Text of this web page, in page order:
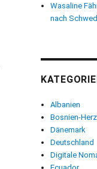
Wasaline
nach
Albanien
Bosnien-
Dänemark
Deutschland
Digitale